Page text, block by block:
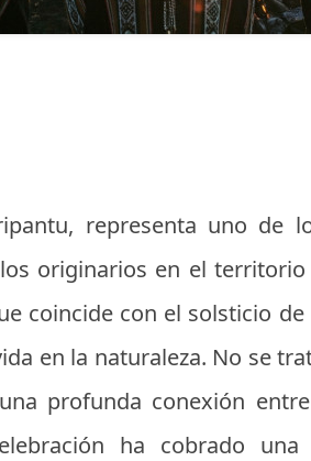
representa uno de
originarios en el
coincide con el solsticio
en la naturaleza. No se
profunda conexión
ha cobrado una